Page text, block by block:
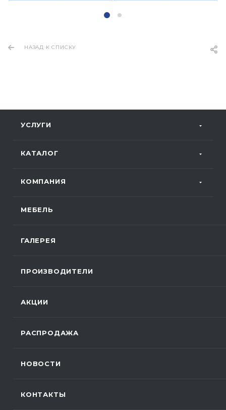
НАЗАД К СПИСКУ
УСЛУГИ
КАТАЛОГ
КОМПАНИЯ
МЕБЕЛЬ
ГАЛЕРЕЯ
ПРОИЗВОДИТЕЛИ
АКЦИИ
РАСПРОДАЖА
НОВОСТИ
КОНТАКТЫ